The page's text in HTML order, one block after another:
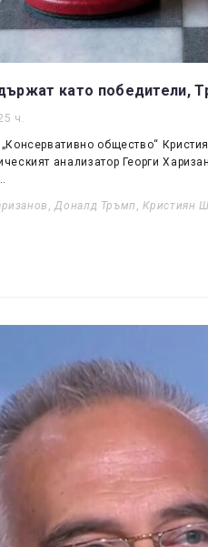
като победители,
ч.
общество“
анализатор Георги
,Доналд Тръмп ,Кристиян